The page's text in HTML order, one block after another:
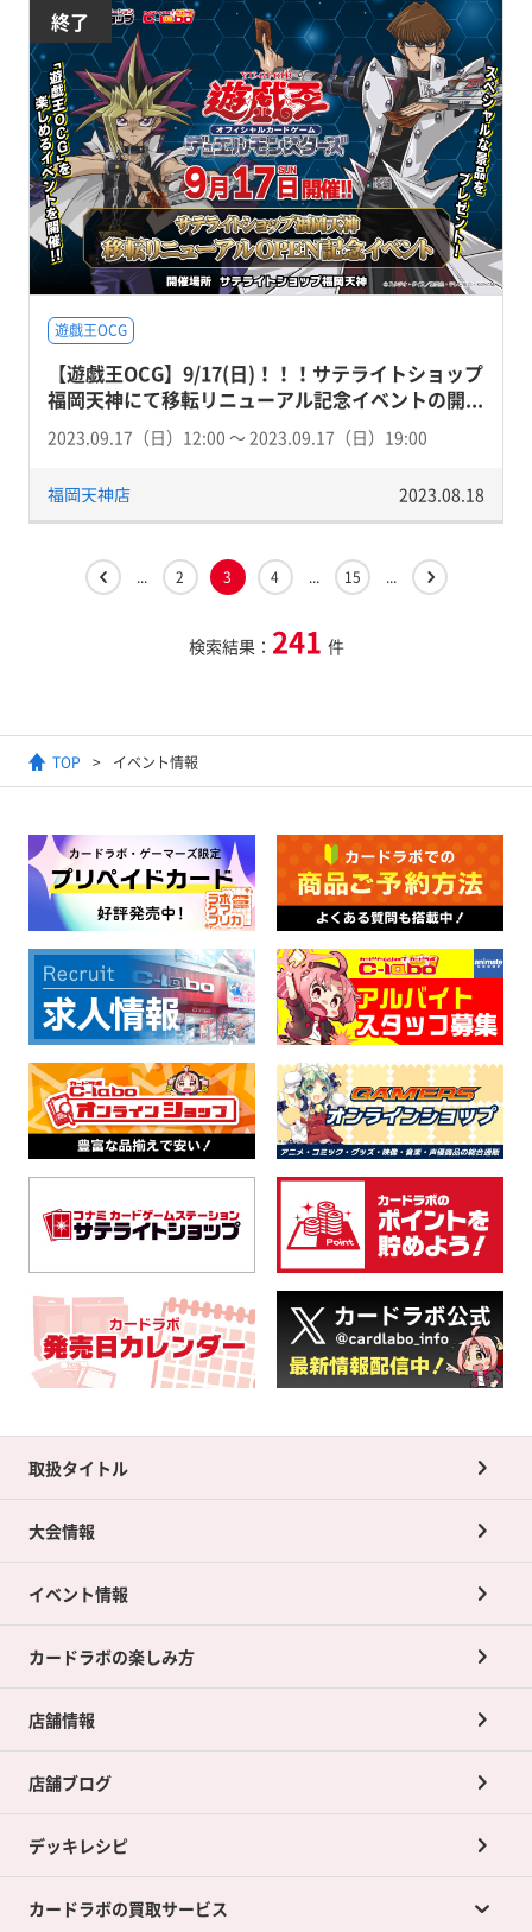
終了
遊戯王OCG
【遊戯王OCG】9/17(日)！！！サテライトショップ
福岡天神にて移転リニューアル記念イベントの開...
2023.09.17（日）12:00 〜 2023.09.17（日）19:00
福岡天神店 2023.08.18
... 2 3 4 ... 15 ...
検索結果： 241 件
TOP イベント情報
取扱タイトル
大会情報
イベント情報
カードラボの楽しみ方
店舗情報
店舗ブログ
デッキレシピ
カードラボの買取サービス